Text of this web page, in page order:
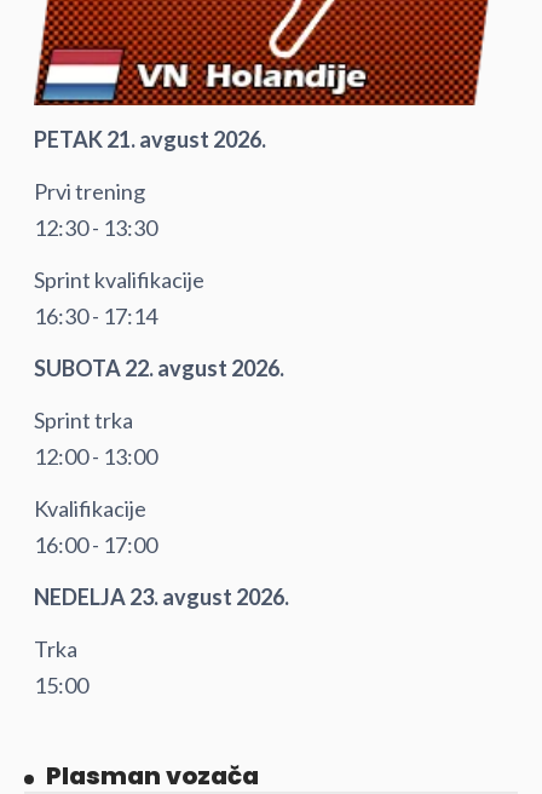
PETAK 21. avgust 2026.
Prvi trening
12:30 - 13:30
Sprint kvalifikacije
16:30 - 17:14
SUBOTA 22. avgust 2026.
Sprint trka
12:00 - 13:00
Kvalifikacije
16:00 - 17:00
NEDELJA 23. avgust 2026.
Trka
15:00
Plasman vozača